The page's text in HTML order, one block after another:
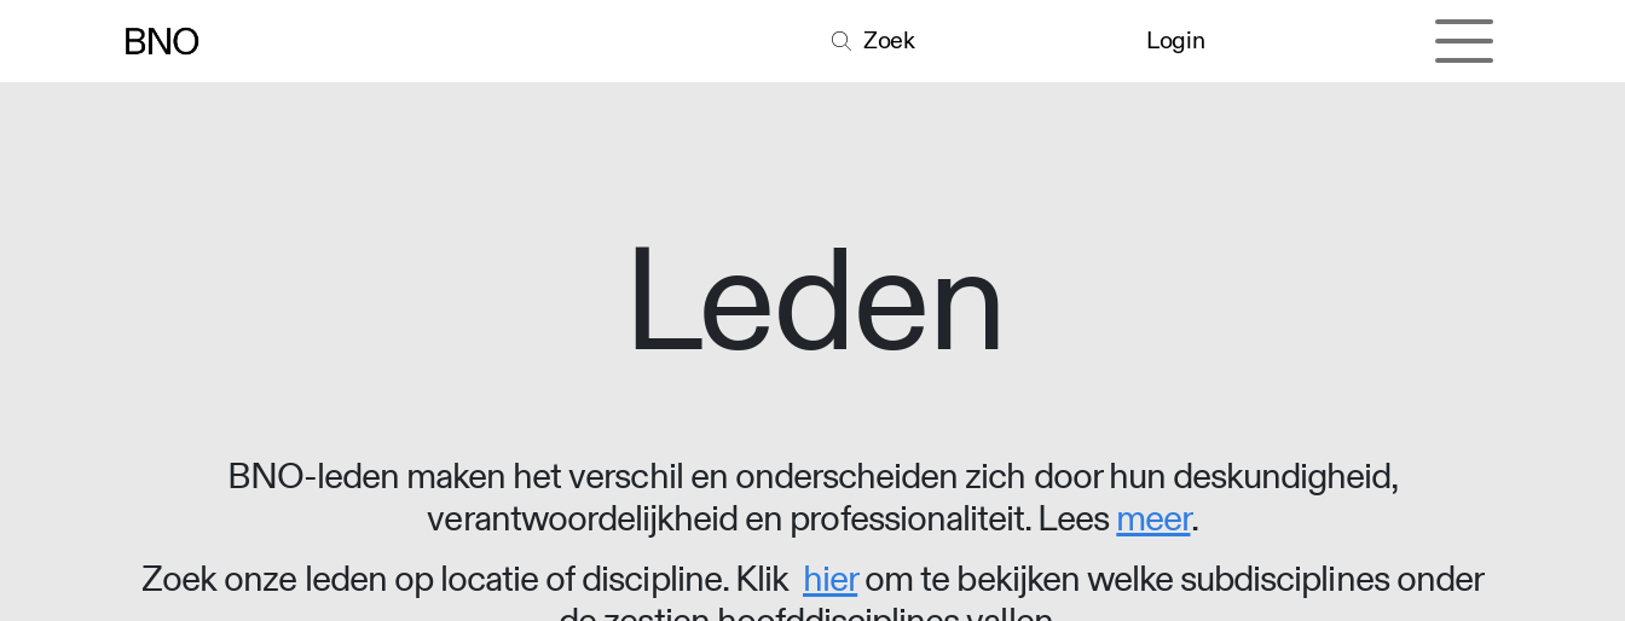
Zoek Login
Leden
BNO-leden maken het verschil en onderscheiden zich door hun deskundigheid,
verantwoordelijkheid en professionaliteit. Leesmeer.
Zoek onze leden op locatie of discipline. Klik hierom te bekijken welke subdisciplines onder